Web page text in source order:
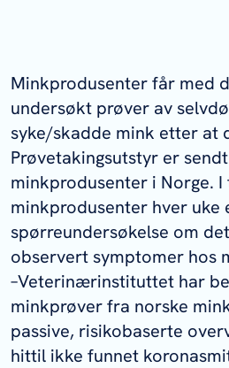
Minkprodusenter får med
undersøkt prøver av
syke/skadde mink etter at
Prøvetakingsutstyr er
minkprodusenter i Norge.
minkprodusenter hver uke
spørreundersøkelse om
observert symptomer hos
–Veterinærinstituttet har
minkprøver fra norske
passive, risikobaserte
hittil ikke funnet